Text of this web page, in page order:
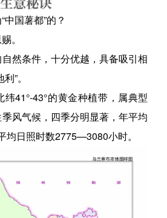
国薯都”的？
。
然条件，十分优越，具备吸引相
”。
41°-43°的黄金种植带，属典型
风气候，四季分明显著，年平均
日照时数2775—3080小时。